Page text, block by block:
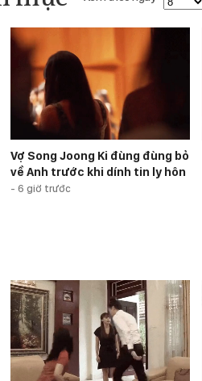
Vợ Song Joong Ki đùng đùng bỏ
về Anh trước khi dính tin ly hôn
- 6 giờ trước